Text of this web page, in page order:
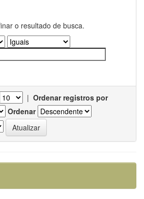
o resultado de busca.
| Ordenar registros por
Ordenar